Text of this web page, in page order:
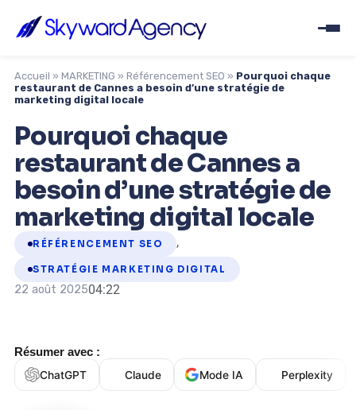
Accueil » MARKETING » Référencement SEO » Pourquoi chaque
restaurant de Cannes a besoin d’une stratégie de
marketing digital locale
Pourquoi chaque
restaurant de Cannes a
besoin d’une stratégie de
marketing digital locale
RÉFÉRENCEMENT SEO ,
STRATÉGIE MARKETING DIGITAL
22 août 202504:22
Résumer avec :
ChatGPT Claude Mode IA Perplexity